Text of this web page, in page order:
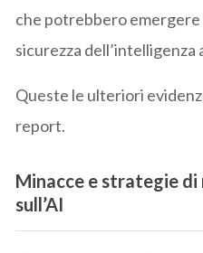
che potrebbero
sicurezza dell’intelligenza
Queste le ulteriori
report.
Minacce e strategie
sull’AI